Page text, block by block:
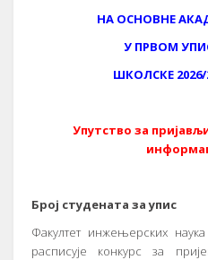
НА ОСНОВНЕ
У ПРВОМ
ШКОЛСКЕ 2026/
Упутство за
Број студената за упис
Факултет инжењерских
расписује конкурс за